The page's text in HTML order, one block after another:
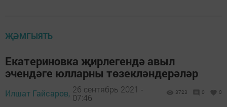
ҖӘМГЫЯТЬ
Екатериновка җирлегендә авыл
эчендәге юлларны төзекләндерәләр
Илшат Гайсаров, 26 сентябрь 2021 -
07:46
3723 0 0